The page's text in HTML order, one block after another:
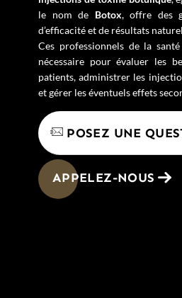
le nom de Botox, offre des
d’efficacité et de résultats
Ces professionnels de la santé
nécessaire pour évaluer les
patients, administrer les
et gérer les éventuels effets
POSEZ UNE
APPELEZ-NOUS